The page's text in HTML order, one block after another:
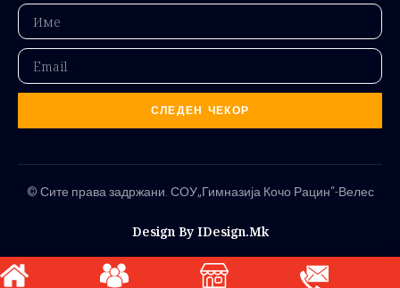
СЛЕДЕН ЧЕКОР
© Сите права задржани. СОУ„Гимназија Кочо Рацин“-Велес
Design By IDesign.mk